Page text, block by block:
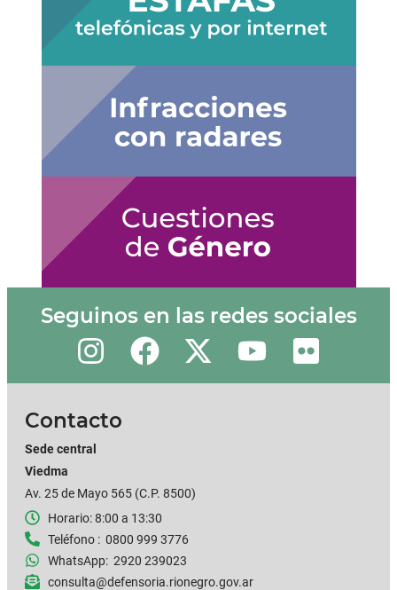
Seguinos en las redes sociales
Contacto
Sede central
Viedma
Av. 25 de Mayo 565 (C.P. 8500)
Horario: 8:00 a 13:30
Teléfono : 0800 999 3776
WhatsApp: 2920 239023
consulta@defensoria.rionegro.gov.ar